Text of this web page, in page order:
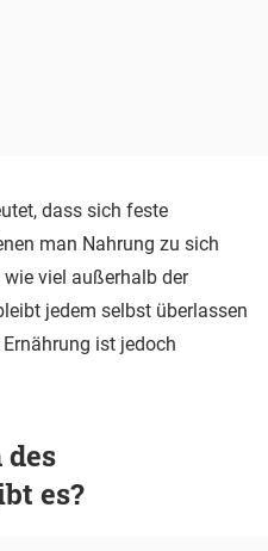
dass sich feste
man Nahrung zu sich
viel außerhalb der
jedem selbst überlassen
ist jedoch
es?